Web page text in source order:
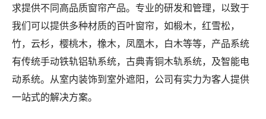
求提供不同高品质窗帘产品。专业的研发和管理，以致于
我们可以提供多种材质的百叶窗帘，如椴木，红雪松，
竹，云杉，樱桃木，橡木，凤凰木，白木等等，产品系统
有传统手动铁轨铝轨系统，古典青铜木轨系统，及智能电
动系统。从室内装饰到室外遮阳，公司有实力为客人提供
一站式的解决方案。